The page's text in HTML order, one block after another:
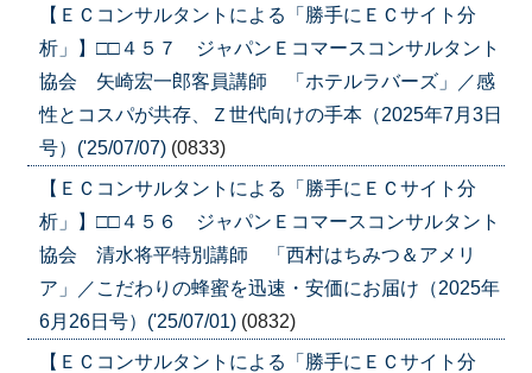
【ＥＣコンサルタントによる「勝手にＥＣサイト分
析」】□□４５７ ジャパンＥコマースコンサルタント
協会 矢崎宏一郎客員講師 「ホテルラバーズ」／感
性とコスパが共存、Ｚ世代向けの手本（2025年7月3日
号）('25/07/07) (0833)
【ＥＣコンサルタントによる「勝手にＥＣサイト分
析」】□□４５６ ジャパンＥコマースコンサルタント
協会 清水将平特別講師 「西村はちみつ＆アメリ
ア」／こだわりの蜂蜜を迅速・安価にお届け（2025年
6月26日号）('25/07/01) (0832)
【ＥＣコンサルタントによる「勝手にＥＣサイト分